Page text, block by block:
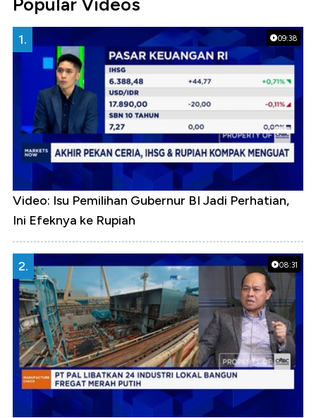
09:38
1.
Video: Isu Pemilihan Gubernur BI Jadi Perhatian,
Ini Efeknya ke Rupiah
08:31
2.